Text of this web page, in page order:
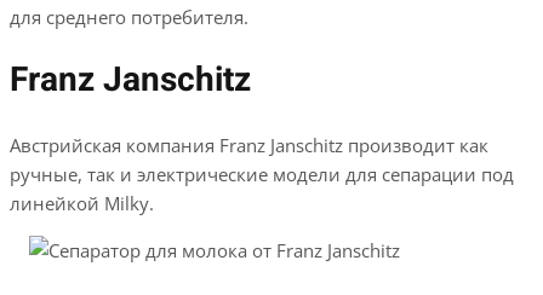
для среднего потребителя.
Franz Janschitz
Австрийская компания Franz Janschitz производит как
ручные, так и электрические модели для сепарации под
линейкой Milky.